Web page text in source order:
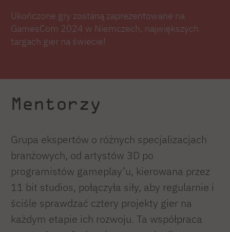
Ukończone gry zostaną zaprezentowane na
GamesCom 2024 w Niemczech, największych
targach gier na świecie!
Mentorzy
Grupa ekspertów o różnych specjalizacjach
branżowych, od artystów 3D po
programistów gameplay’u, kierowana przez
11 bit studios, połączyła siły, aby regularnie i
ściśle sprawdzać cztery projekty gier na
każdym etapie ich rozwoju. Ta współpraca